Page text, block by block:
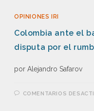
OPINIONES IRI
Colombia ante el
disputa por el
por Alejandro Safarov
COMENTARIOS